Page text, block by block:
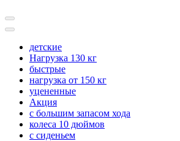
детские
Нагрузка 130 кг
быстрые
нагрузка от 150 кг
уцененные
Акция
с большим запасом хода
колеса 10 дюймов
с сиденьем